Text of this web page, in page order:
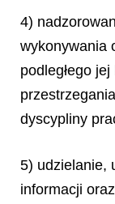
4)
wykonywania
podległego
dyscypliny
5) udzielanie,
informacji